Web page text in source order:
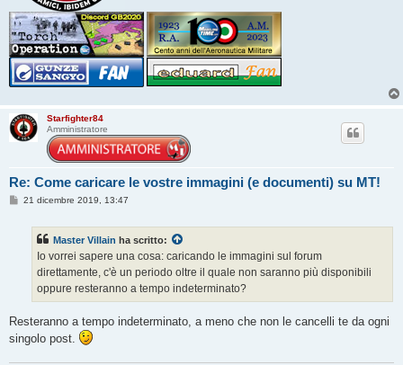
Starfighter84
Amministratore
Re: Come caricare le vostre immagini (e documenti) su MT!
M21 dicembre 2019, 13:47
Master Villain ha scritto:
Io vorrei sapere una cosa: caricando le immagini sul forum
direttamente, c'è un periodo oltre il quale non saranno più disponibili
oppure resteranno a tempo indeterminato?
Resteranno a tempo indeterminato, a meno che non le cancelli te da ogni
singolo post.